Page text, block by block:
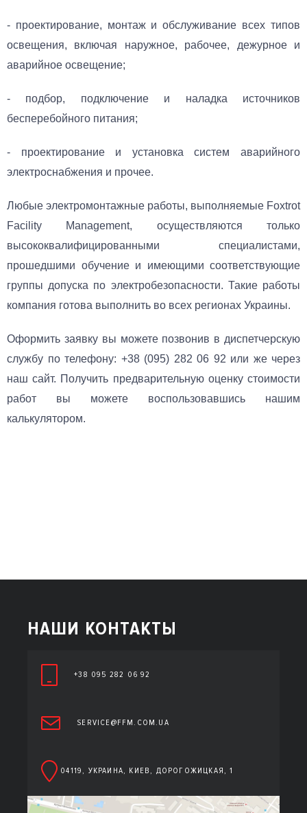
- проектирование, монтаж и обслуживание всех типов
освещения, включая наружное, рабочее, дежурное и
аварийное освещение;
- подбор, подключение и наладка источников
бесперебойного питания;
- проектирование и установка систем аварийного
электроснабжения и прочее.
Любые электромонтажные работы, выполняемые Foxtrot
Facility Management, осуществляются только
высококвалифицированными специалистами,
прошедшими обучение и имеющими соответствующие
группы допуска по электробезопасности. Такие работы
компания готова выполнить во всех регионах Украины.
Оформить заявку вы можете позвонив в диспетчерскую
службу по телефону: +38 (095) 282 06 92 или же через
наш сайт. Получить предварительную оценку стоимости
работ вы можете воспользовавшись нашим
калькулятором.
НАШИ КОНТАКТЫ
+38 095 282 06 92
SERVICE@FFM.COM.UA
04119, УКРАИНА, КИЕВ, ДОРОГОЖИЦКАЯ, 1